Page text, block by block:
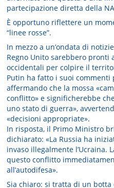
partecipazione diretta della
È opportuno riflettere un
“linee rosse”.
In mezzo a un’ondata di
Regno Unito sarebbero pronti
occidentali per colpire il
Putin ha fatto i suoi
affermando che la mossa
conflitto» e significherebbe
uno stato di guerra»,
«decisioni appropriate».
In risposta, il Primo Ministro
dichiarato: «La Russia ha
invaso illegalmente l’Ucraina.
questo conflitto
all’autodifesa».
Sia chiaro: si tratta di un